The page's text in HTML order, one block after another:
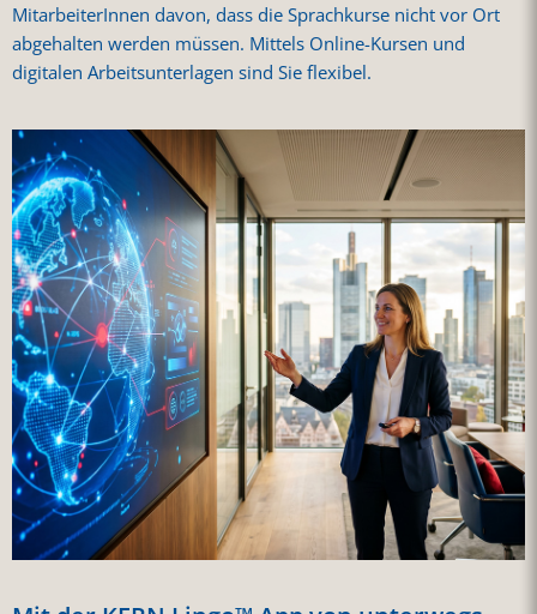
MitarbeiterInnen davon, dass die Sprachkurse nicht vor Ort
abgehalten werden müssen. Mittels Online-Kursen und
digitalen Arbeitsunterlagen sind Sie flexibel.